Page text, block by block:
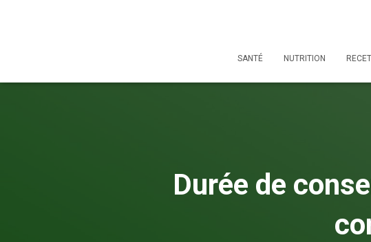
SANTÉ NUTRITION
Durée de